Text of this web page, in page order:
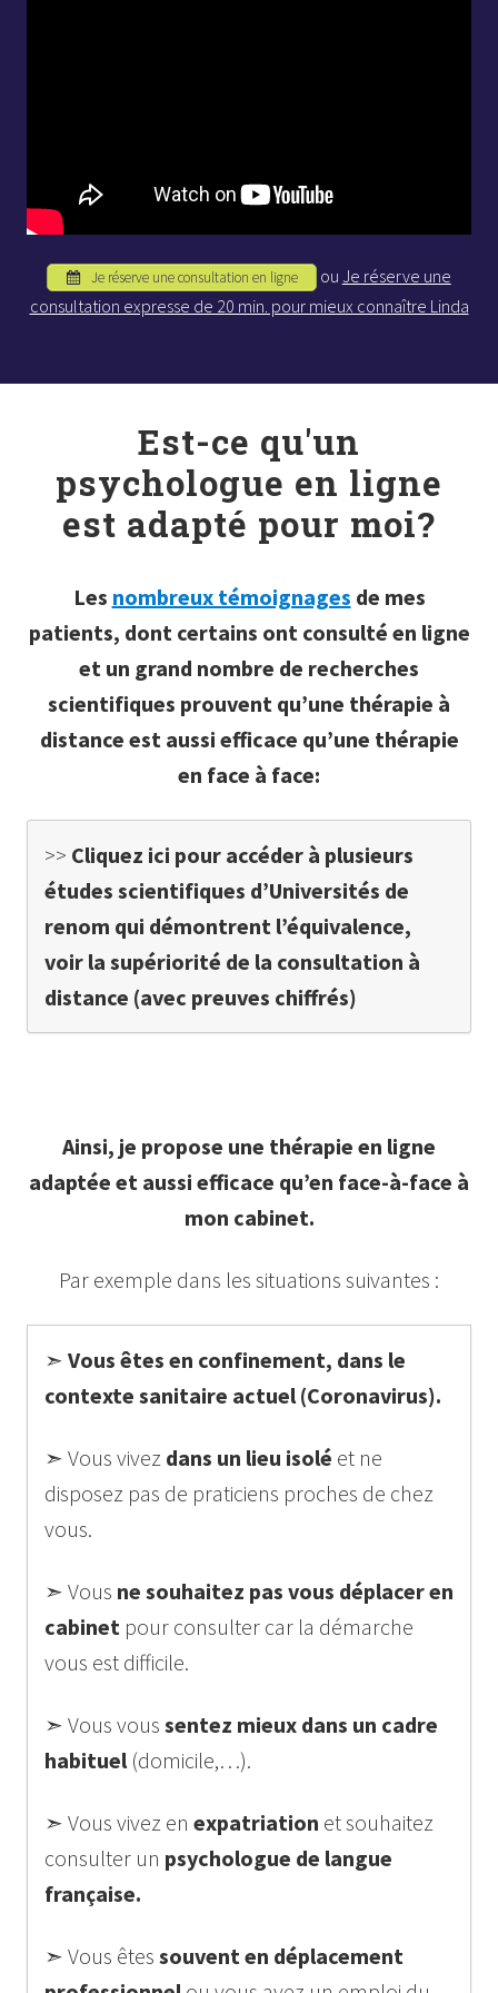
Je réserve une consultation en ligne ou Je réserve une
consultation expresse de 20 min. pour mieux connaître Linda
Est-ce qu'un
psychologue en ligne
est adapté pour moi?
Les nombreux témoignages de mes
patients, dont certains ont consulté en ligne
et un grand nombre de recherches
scientifiques prouvent qu’une thérapie à
distance est aussi efficace qu’une thérapie
en face à face:
>> Cliquez ici pour accéder à plusieurs
études scientifiques d’Universités de
renom qui démontrent l’équivalence,
voir la supériorité de la consultation à
distance (avec preuves chiffrés)
Ainsi, je propose une thérapie en ligne
adaptée et aussi efficace qu’en face-à-face à
mon cabinet.
Par exemple dans les situations suivantes :
➣ Vous êtes en confinement, dans le
contexte sanitaire actuel (Coronavirus).
➣ Vous vivez dans un lieu isolé et ne
disposez pas de praticiens proches de chez
vous.
➣ Vous ne souhaitez pas vous déplacer en
cabinet pour consulter car la démarche
vous est difficile.
➣ Vous vous sentez mieux dans un cadre
habituel(domicile,…).
➣ Vous vivez en expatriation et souhaitez
consulter un psychologue de langue
française.
➣ Vous êtes souvent en déplacement